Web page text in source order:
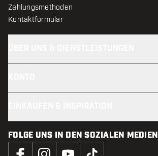
Zahlungsmethoden
Kontaktformular
FOLGE UNS IN DEN SOZIALEN MEDIEN